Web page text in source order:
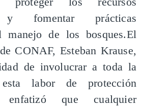
y fomentar prácticas
manejo de los bosques.El
CONAF, Esteban Krause,
de involucrar a toda la
labor de protección
enfatizó que cualquier